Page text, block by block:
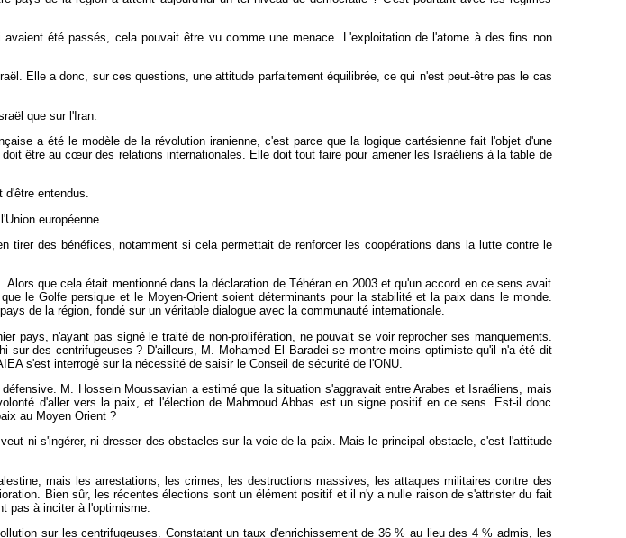
été passés, cela pouvait être vu comme une menace. L'exploitation de l'atome à des fins non
Elle a donc, sur ces questions, une attitude parfaitement équilibrée, ce qui n'est peut-être pas le cas
que sur l'Iran.
a été le modèle de la révolution iranienne, c'est parce que la logique cartésienne fait l'objet d'une
être au cœur des relations internationales. Elle doit tout faire pour amener les Israéliens à la table de
entendus.
européenne.
tirer des bénéfices, notamment si cela permettait de renforcer les coopérations dans la lutte contre le
que cela était mentionné dans la déclaration de Téhéran en 2003 et qu'un accord en ce sens avait
le Golfe persique et le Moyen-Orient soient déterminants pour la stabilité et la paix dans le monde.
de la région, fondé sur un véritable dialogue avec la communauté internationale.
pays, n'ayant pas signé le traité de non-prolifération, ne pouvait se voir reprocher ses manquements.
sur des centrifugeuses ? D'ailleurs, M. Mohamed El Baradei se montre moins optimiste qu'il n'a été dit
s'est interrogé sur la nécessité de saisir le Conseil de sécurité de l'ONU.
M. Hossein Moussavian a estimé que la situation s'aggravait entre Arabes et Israéliens, mais
d'aller vers la paix, et l'élection de Mahmoud Abbas est un signe positif en ce sens. Est-il donc
au Moyen Orient ?
ni s'ingérer, ni dresser des obstacles sur la voie de la paix. Mais le principal obstacle, c'est l'attitude
mais les arrestations, les crimes, les destructions massives, les attaques militaires contre des
Bien sûr, les récentes élections sont un élément positif et il n'y a nulle raison de s'attrister du fait
pas à inciter à l'optimisme.
sur les centrifugeuses. Constatant un taux d'enrichissement de 36 % au lieu des 4 % admis, les